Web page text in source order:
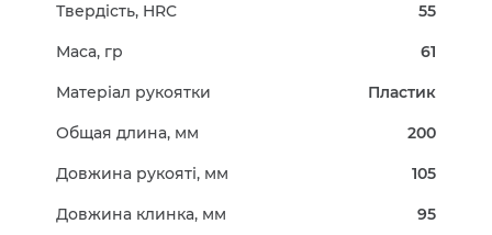
Твердість, HRC 55
Маса, гр 61
Матеріал рукоятки Пластик
Общая длина, мм 200
Довжина рукояті, мм 105
Довжина клинка, мм 95